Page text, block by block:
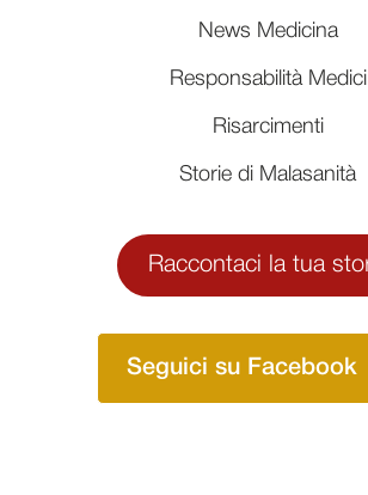
News Medicina
Responsabilità Medici
Risarcimenti
Storie di Malasanità
Raccontaci la tua
Seguici su Facebook